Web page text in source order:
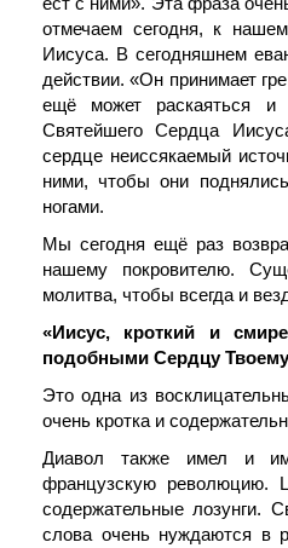
отмечаем сегодня, к
Иисуса. В сегодняшнем
действии. «Он принимает
ещё может раскаяться
Святейшего Сердца
сердце неиссякаемый
ними, чтобы они
ногами.
Мы сегодня ещё раз
нашему покровителю.
молитва, чтобы всегда и
«Иисус, кроткий и
подобными Сердцу
Это одна из
очень кротка и
Диавол также имел и
французскую революцию.
содержательные лозунги.
слова очень нуждаются в